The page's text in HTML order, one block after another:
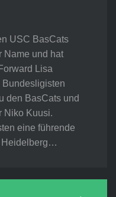
USC BasCats
Name und hat
Lisa
Bundesligisten
den BasCats und
Niko Kuusi.
eine führende
Heidelberg…